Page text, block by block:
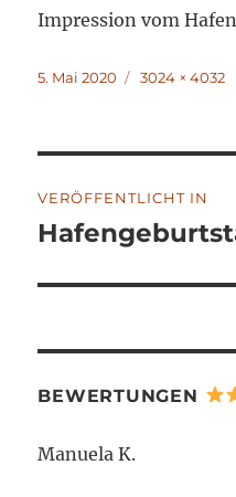
Impression vom
Veröffentlicht
5. Mai 2020
Volle
3024 × 4032
VERÖFFENTLICHT IN
BEWERTUNGEN
Manuela K.